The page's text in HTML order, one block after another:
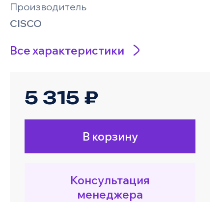
Производитель
CISCO
Все характеристики
5 315 ₽
В корзину
Консультация
менеджера